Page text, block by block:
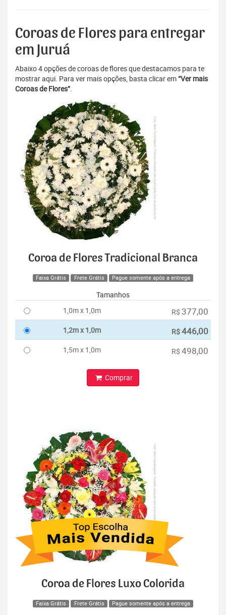
Coroas de Flores para entregar
em Juruá
Abaixo 4 opções de coroas de flores que destacamos para te
mostrar aqui. Para ver mais opções, basta clicar em“Ver mais
Coroas de Flores”.
Coroa de Flores Tradicional Branca
Faixa Grátis Frete Grátis Pague somente após a entrega
Tamanhos
1,0m x 1,0m
R$ 377,00
1,2m x 1,0m R$446,00
1,5m x 1,0m R$ 498,00
Comprar
Coroa de Flores Luxo Colorida
Faixa Grátis Frete Grátis Pague somente após a entrega